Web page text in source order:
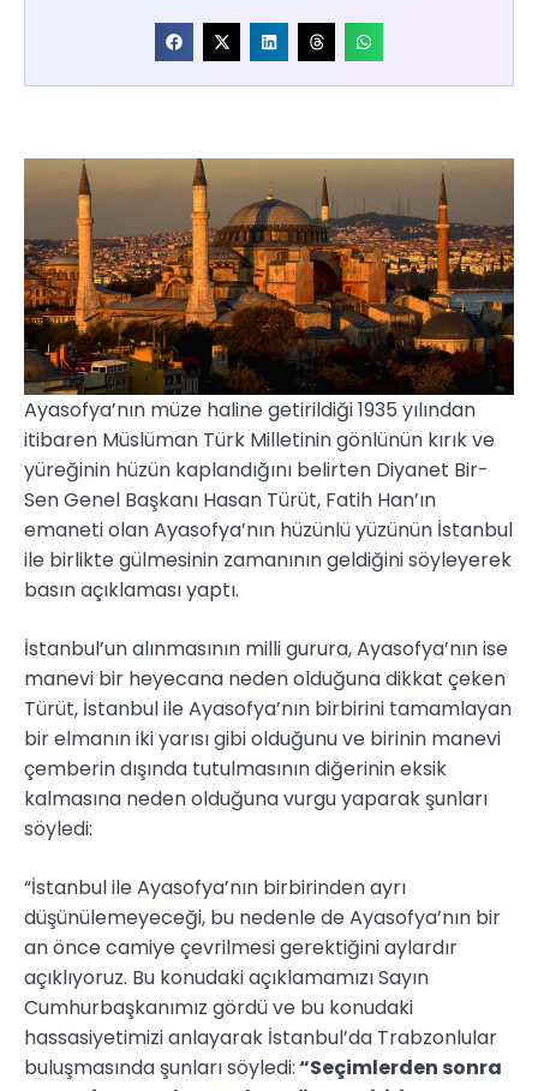
Ayasofya’nın müze haline getirildiği 1935 yılından
itibaren Müslüman Türk Milletinin gönlünün kırık ve
yüreğinin hüzün kaplandığını belirten Diyanet Bir-
Sen Genel Başkanı Hasan Türüt, Fatih Han’ın
emaneti olan Ayasofya’nın hüzünlü yüzünün İstanbul
ile birlikte gülmesinin zamanının geldiğini söyleyerek
basın açıklaması yaptı.
İstanbul’un alınmasının milli gurura, Ayasofya’nın ise
manevi bir heyecana neden olduğuna dikkat çeken
Türüt, İstanbul ile Ayasofya’nın birbirini tamamlayan
bir elmanın iki yarısı gibi olduğunu ve birinin manevi
çemberin dışında tutulmasının diğerinin eksik
kalmasına neden olduğuna vurgu yaparak şunları
söyledi:
“İstanbul ile Ayasofya’nın birbirinden ayrı
düşünülemeyeceği, bu nedenle de Ayasofya’nın bir
an önce camiye çevrilmesi gerektiğini aylardır
açıklıyoruz. Bu konudaki açıklamamızı Sayın
Cumhurbaşkanımız gördü ve bu konudaki
hassasiyetimizi anlayarak İstanbul’da Trabzonlular
buluşmasında şunları söyledi:“Seçimlerden sonra